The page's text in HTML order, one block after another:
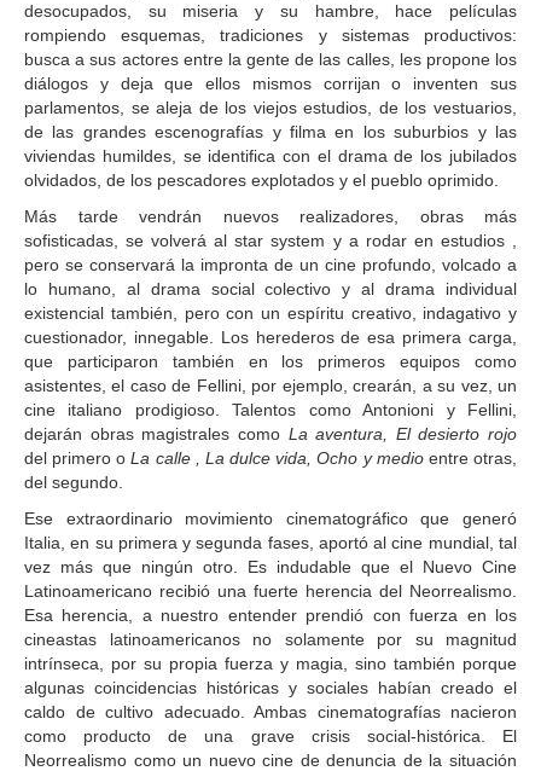
desocupados, su miseria y su hambre, hace películas
rompiendo esquemas, tradiciones y sistemas productivos:
busca a sus actores entre la gente de las calles, les propone los
diálogos y deja que ellos mismos corrijan o inventen sus
parlamentos, se aleja de los viejos estudios, de los vestuarios,
de las grandes escenografías y filma en los suburbios y las
viviendas humildes, se identifica con el drama de los jubilados
olvidados, de los pescadores explotados y el pueblo oprimido.
Más tarde vendrán nuevos realizadores, obras más
sofisticadas, se volverá al star system y a rodar en estudios ,
pero se conservará la impronta de un cine profundo, volcado a
lo humano, al drama social colectivo y al drama individual
existencial también, pero con un espíritu creativo, indagativo y
cuestionador, innegable. Los herederos de esa primera carga,
que participaron también en los primeros equipos como
asistentes, el caso de Fellini, por ejemplo, crearán, a su vez, un
cine italiano prodigioso. Talentos como Antonioni y Fellini,
dejarán obras magistrales como La aventura, El desierto rojo
del primero oLa calle , La dulce vida, Ocho y medioentre otras,
del segundo.
Ese extraordinario movimiento cinematográfico que generó
Italia, en su primera y segunda fases, aportó al cine mundial, tal
vez más que ningún otro. Es indudable que el Nuevo Cine
Latinoamericano recibió una fuerte herencia del Neorrealismo.
Esa herencia, a nuestro entender prendió con fuerza en los
cineastas latinoamericanos no solamente por su magnitud
intrínseca, por su propia fuerza y magia, sino también porque
algunas coincidencias históricas y sociales habían creado el
caldo de cultivo adecuado. Ambas cinematografías nacieron
como producto de una grave crisis social-histórica. El
Neorrealismo como un nuevo cine de denuncia de la situación